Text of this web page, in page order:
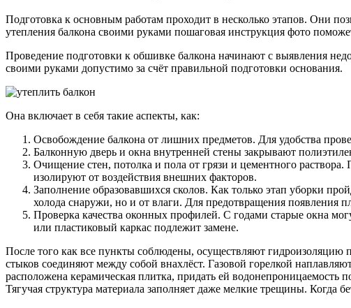
Подготовка к основным работам проходит в несколько этапов. Они
утепления балкона своими руками пошаговая инструкция фото
Проведение подготовки к обшивке балкона начинают с выявления
своими руками допустимо за счёт правильной подготовки основания.
Она включает в себя такие аспекты, как:
Освобождение балкона от лишних предметов. Для удобства
Балконную дверь и окна внутренней стены закрывают
Очищение стен, потолка и пола от грязи и цементного
изолируют от воздействия внешних факторов.
Заполнение образовавшихся сколов. Как только этап уборки
холода снаружи, но и от влаги. Для предотвращения появления
Проверка качества оконных профилей. С годами старые окна
или пластиковый каркас подлежит замене.
После того как все пункты соблюдены, осуществляют гидроизоляцию
стыков соединяют между собой внахлёст. Газовой горелкой
расположена керамическая плитка, придать ей
Тягучая структура материала заполняет даже мелкие трещины. Когда